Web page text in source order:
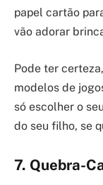
papel cartão
vão adorar
Pode ter
modelos de
só escolher o
do seu filho, se
7. Quebra-